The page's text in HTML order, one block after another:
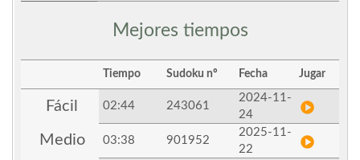
Mejores tiempos
Tiempo Sudoku nº Fecha Jugar
Fácil 02:44 243061
2024-11-
24
Medio 03:38 901952
2025-11-
22